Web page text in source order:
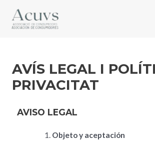
AVÍS LEGAL I
PRIVACITAT
AVISO LEGAL
Objeto y aceptación